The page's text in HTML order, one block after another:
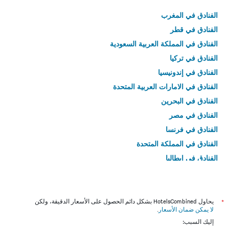
الفنادق في المغرب
الفنادق في قطر
الفنادق في المملكة العربية السعودية
الفنادق في تركيا
الفنادق في إندونيسيا
الفنادق في الامارات العربية المتحدة
الفنادق في البحرين
الفنادق في مصر
الفنادق في فرنسا
الفنادق في المملكة المتحدة
الفنادق في إيطاليا
*
يحاول HotelsCombined بشكل دائم الحصول على الأسعار الدقيقة، ولكن
لا يمكن ضمان الأسعار .
إليك السبب: